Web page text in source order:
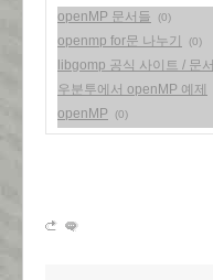
openMP 문서들 (0)
openmp for문 나누기 (0)
libgomp 공식 사이트 / 문서
우분투에서 openMP 예제
openMP (0)